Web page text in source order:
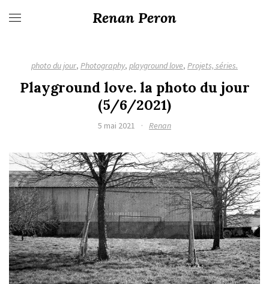
Renan Peron
photo du jour, Photography, playground love, Projets, séries.
Playground love. la photo du jour
(5/6/2021)
5 mai 2021 · Renan